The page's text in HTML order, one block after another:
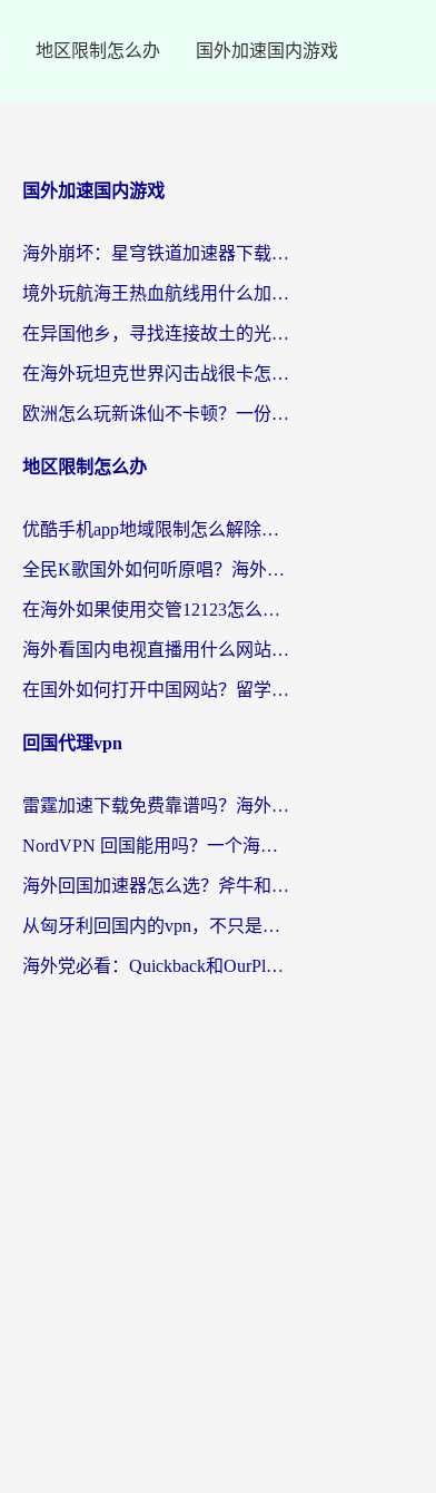
地区限制怎么办 国外加速国内游戏
国外加速国内游戏
海外崩坏：星穹铁道加速器下载安装：一份给游子的终极网络指南
境外玩航海王热血航线用什么加速器？2026海外玩家实测最优方案（附欧洲问道堡垒前线加速技巧）
在异国他乡，寻找连接故土的光明大陆免费加速器
在海外玩坦克世界闪击战很卡怎么办？老玩家亲测有效的加速器选择指南
欧洲怎么玩新诛仙不卡顿？一份给海外游子的国服游戏畅玩指南
地区限制怎么办
优酷手机app地域限制怎么解除？海外党亲测有效的追剧方案
全民K歌国外如何听原唱？海外党亲测有效的回国加速器选择指南
在海外如果使用交管12123怎么处理？留学生亲测有效的回国加速方案
海外看国内电视直播用什么网站比较好？一篇解决你所有追剧难题的实用指南
在国外如何打开中国网站？留学生与海外华人的无缝访问指南
回国代理vpn
雷霆加速下载免费靠谱吗？海外党选回国加速器的避坑指南（附热门工具对比）
NordVPN 回国能用吗？一个海外用户必须面对的真实困境
海外回国加速器怎么选？斧牛和海龟哪个好？一篇帮你避开坑的实用指南
从匈牙利回国内的vpn，不只是为了刷剧那么简单
海外党必看：Quickback和OurPlay好用吗？3分钟选对回国加速器，无缝刷剧玩游戏